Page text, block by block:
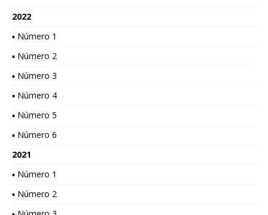
2022
▪ Número 1
▪ Número 2
▪ Número 3
▪ Número 4
▪ Número 5
▪ Número 6
2021
▪ Número 1
▪ Número 2